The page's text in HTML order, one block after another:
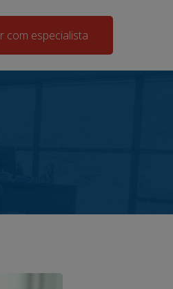
com especialista